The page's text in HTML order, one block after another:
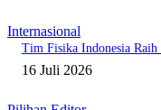
Internasional
Tim Fisika Indonesia
16 Juli 2026